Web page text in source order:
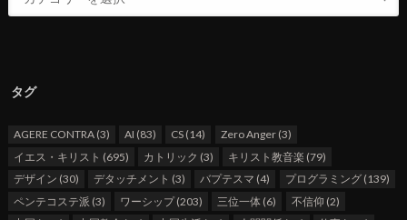
タグ
AGERE CONTRA(3) AI (83) CS (14) Zero Anger(3)
イエス・キリスト (695) カトリック (3) キリスト教音楽 (79)
デザイン (30) デタッチメント (3) バプテスマ (4) プログラミング(139)
ペンテコステ派 (3) ワーシップ(203) 三位一体 (6) 不信仰 (2)